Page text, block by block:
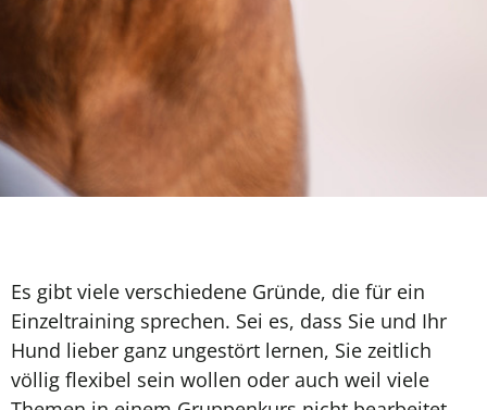
Es gibt viele verschiedene Gründe, die für ein
Einzeltraining sprechen. Sei es, dass Sie und Ihr
Hund lieber ganz ungestört lernen, Sie zeitlich
völlig flexibel sein wollen oder auch weil viele